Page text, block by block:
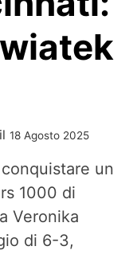
il 18 Agosto 2025
un
1000 di
Veronika
di 6-3,